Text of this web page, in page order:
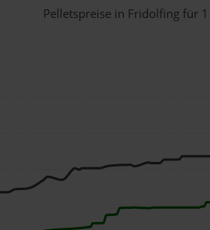
Pelletspreise in Fridolfing für